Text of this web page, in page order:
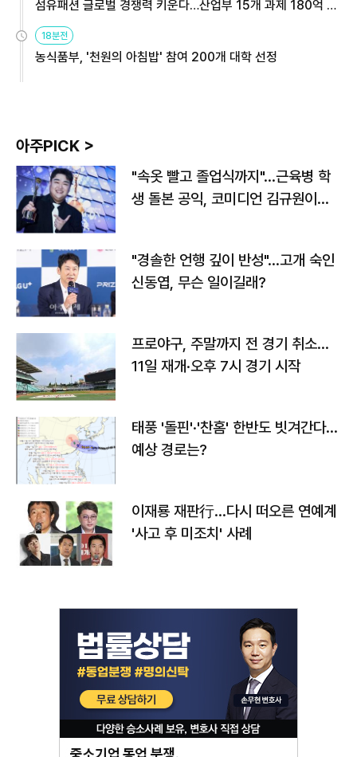
섬유패션 글로벌 경쟁력 키운다…산업부 15개 과제 180억 지
원
18분전
농식품부, '천원의 아침밥' 참여 200개 대학 선정
아주PICK >
"속옷 빨고 졸업식까지"…근육병 학
생 돌본 공익, 코미디언 김규원이었
"경솔한 언행 깊이 반성"…고개 숙인
신동엽, 무슨 일이길래?
프로야구, 주말까지 전 경기 취소…
11일 재개·오후 7시 경기 시작
태풍 '돌핀'·'찬홈' 한반도 빗겨간다…
예상 경로는?
이재룡 재판行…다시 떠오른 연예계
'사고 후 미조치' 사례